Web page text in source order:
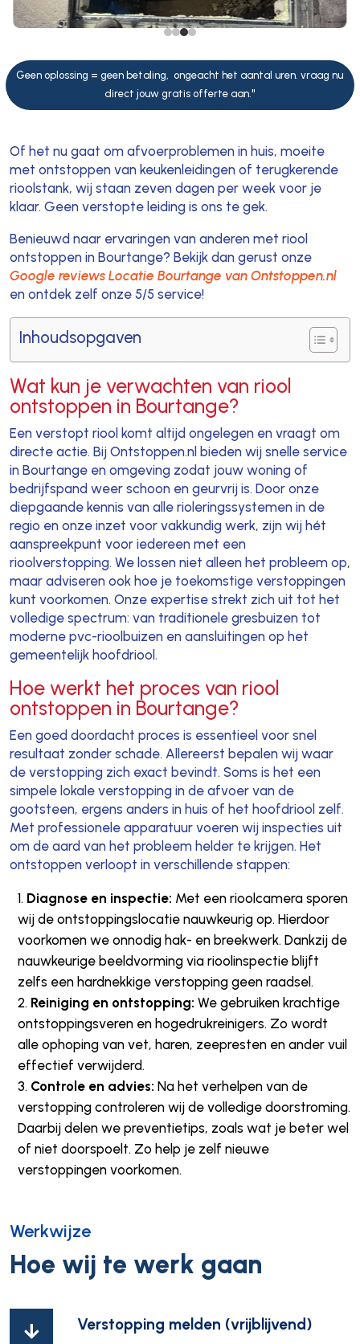
Geen oplossing = geen betaling, ongeacht het aantal uren. vraag nu
direct jouw gratis offerte aan."
Of het nu gaat om afvoerproblemen in huis, moeite
met ontstoppen van keukenleidingen of terugkerende
rioolstank, wij staan zeven dagen per week voor je
klaar. Geen verstopte leiding is ons te gek.
Benieuwd naar ervaringen van anderen met riool
ontstoppen in Bourtange? Bekijk dan gerust onze
Google reviews Locatie Bourtange van Ontstoppen.nl
en ontdek zelf onze 5/5 service!
Inhoudsopgaven
Wat kun je verwachten van riool
ontstoppen in Bourtange?
Een verstopt riool komt altijd ongelegen en vraagt om
directe actie. Bij Ontstoppen.nl bieden wij snelle service
in Bourtange en omgeving zodat jouw woning of
bedrijfspand weer schoon en geurvrij is. Door onze
diepgaande kennis van alle rioleringssystemen in de
regio en onze inzet voor vakkundig werk, zijn wij hét
aanspreekpunt voor iedereen met een
rioolverstopping. We lossen niet alleen het probleem op,
maar adviseren ook hoe je toekomstige verstoppingen
kunt voorkomen. Onze expertise strekt zich uit tot het
volledige spectrum: van traditionele gresbuizen tot
moderne pvc-rioolbuizen en aansluitingen op het
gemeentelijk hoofdriool.
Hoe werkt het proces van riool
ontstoppen in Bourtange?
Een goed doordacht proces is essentieel voor snel
resultaat zonder schade. Allereerst bepalen wij waar
de verstopping zich exact bevindt. Soms is het een
simpele lokale verstopping in de afvoer van de
gootsteen, ergens anders in huis of het hoofdriool zelf.
Met professionele apparatuur voeren wij inspecties uit
om de aard van het probleem helder te krijgen. Het
ontstoppen verloopt in verschillende stappen:
Diagnose en inspectie: Met een rioolcamera sporen
wij de ontstoppingslocatie nauwkeurig op. Hierdoor
voorkomen we onnodig hak- en breekwerk. Dankzij de
nauwkeurige beeldvorming via rioolinspectie blijft
zelfs een hardnekkige verstopping geen raadsel.
Reiniging en ontstopping: We gebruiken krachtige
ontstoppingsveren en hogedrukreinigers. Zo wordt
alle ophoping van vet, haren, zeepresten en ander vuil
effectief verwijderd.
Controle en advies: Na het verhelpen van de
verstopping controleren wij de volledige doorstroming.
Daarbij delen we preventietips, zoals wat je beter wel
of niet doorspoelt. Zo help je zelf nieuwe
verstoppingen voorkomen.
Werkwijze
Hoe wij te werk gaan
 Verstopping melden (vrijblijvend)